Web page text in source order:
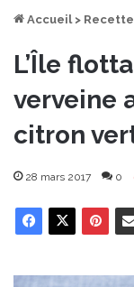
Accueil >
L’Île
verveine
citron
28 mars 2017 0